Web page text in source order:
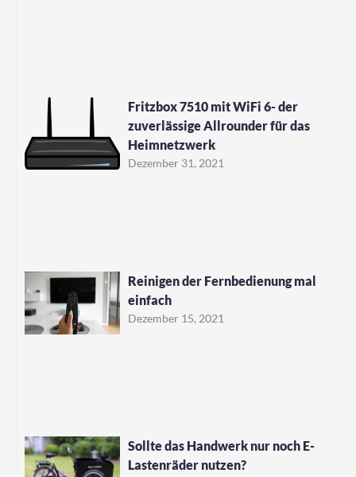
Fritzbox 7510 mit WiFi 6- der
zuverlässige Allrounder für das
Heimnetzwerk
Dezember 31, 2021
Reinigen der Fernbedienung mal
einfach
Dezember 15, 2021
Sollte das Handwerk nur noch E-
Lastenräder nutzen?